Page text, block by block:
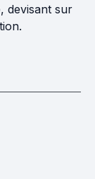
devisant sur